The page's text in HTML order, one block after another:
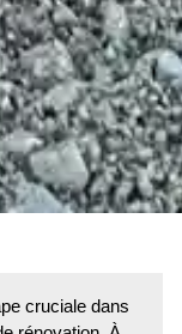
cruciale dans